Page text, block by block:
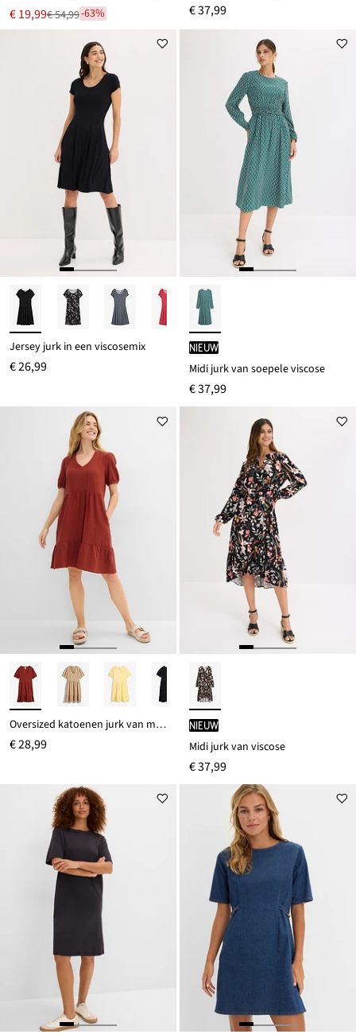
Nu
voor
€ 19,99
Van € 54,99-63% € 37,99
Jersey jurk in een viscosemix
€ 26,99
Nieuw
Midi jurk van soepele viscose
€ 37,99
Oversized katoenen jurk van mousseline
€ 28,99
Nieuw
Midi jurk van viscose
€ 37,99